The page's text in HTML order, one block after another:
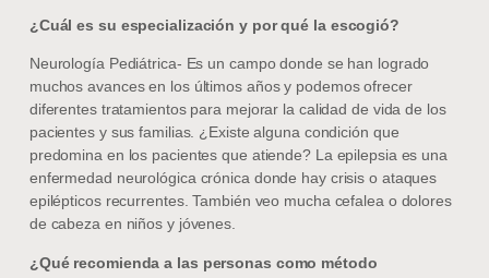
¿Cuál es su especialización y por qué la escogió?
Neurología Pediátrica- Es un campo donde se han logrado
muchos avances en los últimos años y podemos ofrecer
diferentes tratamientos para mejorar la calidad de vida de los
pacientes y sus familias. ¿Existe alguna condición que
predomina en los pacientes que atiende? La epilepsia es una
enfermedad neurológica crónica donde hay crisis o ataques
epilépticos recurrentes. También veo mucha cefalea o dolores
de cabeza en niños y jóvenes.
¿Qué recomienda a las personas como método